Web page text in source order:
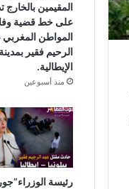
المقيمين بالخارج
على خط قضية
المواطن المغربي
الرحيم فقير بمدينة
الإيطالية.
منذ أسبوعين
رئيسة